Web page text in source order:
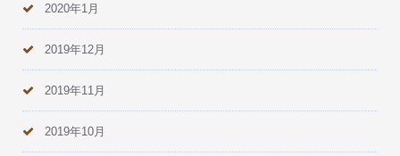
2020年1月
2019年12月
2019年11月
2019年10月